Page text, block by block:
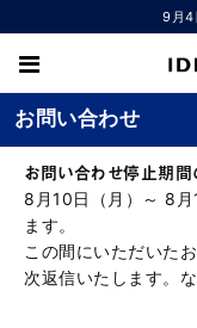
9月4
お問い合わせ
お問い合わせ停止期間
8月10日（月）～ 8月
ます。
この間にいただいた
次返信いたします。